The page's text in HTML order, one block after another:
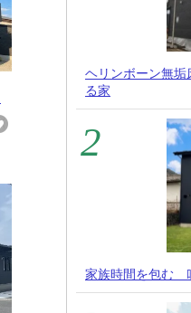
ヘリンボーン無垢
る家
家族時間を包む